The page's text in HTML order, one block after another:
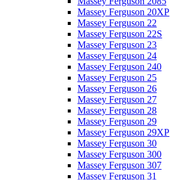
Massey Ferguson 20XP
Massey Ferguson 22
Massey Ferguson 22S
Massey Ferguson 23
Massey Ferguson 24
Massey Ferguson 240
Massey Ferguson 25
Massey Ferguson 26
Massey Ferguson 27
Massey Ferguson 28
Massey Ferguson 29
Massey Ferguson 29XP
Massey Ferguson 30
Massey Ferguson 300
Massey Ferguson 307
Massey Ferguson 31